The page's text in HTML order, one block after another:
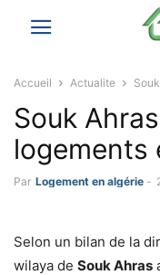
Accueil Actualite
Souk
logements
Par Logement en algérie -
Selon un bilan de la
wilaya de Souk Ahras